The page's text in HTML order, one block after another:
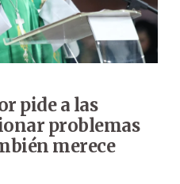
pide a las
problemas
merece